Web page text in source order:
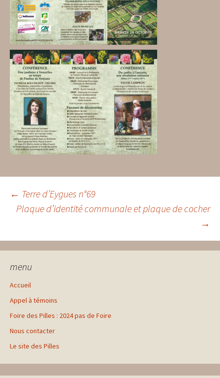
Navigation
articles
← Terre d’Eygues n°69
Plaque d’identité communale et plaque de cocher
→
menu
Accueil
Appel à témoins
Foire des Pilles : 2024 pas de Foire
Nous contacter
Le site des Pilles